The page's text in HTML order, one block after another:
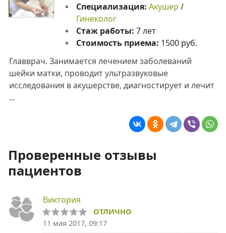
Специализация: Акушер /
Гинеколог
Стаж работы: 7 лет
Стоимость приема: 1500 руб.
Главврач. Занимается лечением заболеваний
шейки матки, проводит ультразвуковые
исследования в акушерстве, диагностирует и лечит
...
Проверенные отзывы
пациентов
Виктория
ОТЛИЧНО
11 мая 2017, 09:17